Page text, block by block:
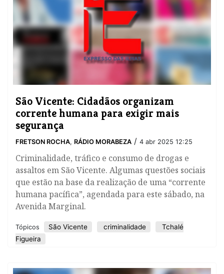
​São Vicente: Cidadãos organizam
corrente humana para exigir mais
segurança
FRETSON ROCHA, RÁDIO MORABEZA / 4 abr 2025 12:25
Criminalidade, tráfico e consumo de drogas e
assaltos em São Vicente. Algumas questões sociais
que estão na base da realização de uma “corrente
humana pacífica”, agendada para este sábado, na
Avenida Marginal.
Tópicos São Vicente criminalidade
Tchalé
Figueira